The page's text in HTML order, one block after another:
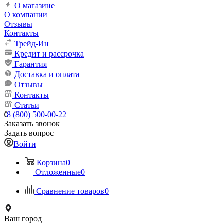
О магазине
О компании
Отзывы
Контакты
Трейд-Ин
Кредит и рассрочка
Гарантия
Доставка и оплата
Отзывы
Контакты
Статьи
8 (800) 500-00-22
Заказать звонок
Задать вопрос
Войти
Корзина0
Отложенные0
Сравнение товаров0
Ваш город